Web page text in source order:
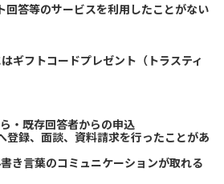
答等のサービスを利用したことがない
ギフトコードプレゼント（トラスティ
・既存回答者からの申込
録、面談、資料請求を行ったことがあ
き言葉のコミュニケーションが取れる